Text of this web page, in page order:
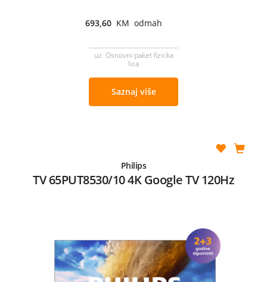
693,60 KM odmah
uz Osnovni paket fizicka
lica
Saznaj više
Philips
TV 65PUT8530/10 4K Google TV 120Hz